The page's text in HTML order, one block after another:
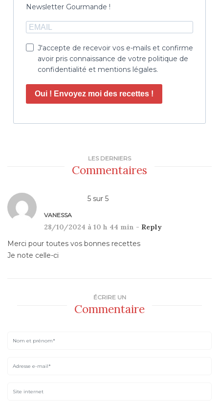
Newsletter Gourmande !
J'accepte de recevoir vos e-mails et confirme
avoir pris connaissance de votre politique de
confidentialité et mentions légales.
Oui ! Envoyez moi des recettes !
LES DERNIERS
Commentaires
5 sur 5
VANESSA
28/10/2024 à 10 h 44 min - Reply
Merci pour toutes vos bonnes recettes
Je note celle-ci
ÉCRIRE UN
Commentaire